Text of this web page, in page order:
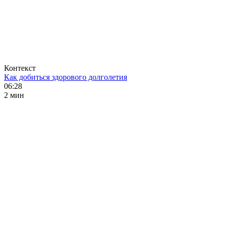
Контекст
Как добиться здорового долголетия
06:28
2 мин